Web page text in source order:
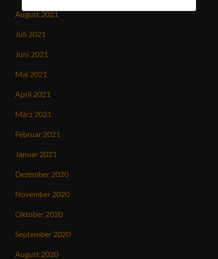
August 2021
Juli 2021
Juni 2021
Mai 2021
April 2021
März 2021
Februar 2021
Januar 2021
Dezember 2020
November 2020
Oktober 2020
September 2020
August 2020